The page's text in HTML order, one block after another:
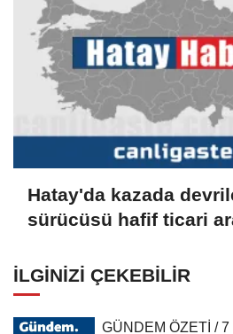
Hatay'da kazada
sürücüsü hafif ticari
İLGINIZI ÇEKEBILIR
GÜNDEM ÖZETİ /